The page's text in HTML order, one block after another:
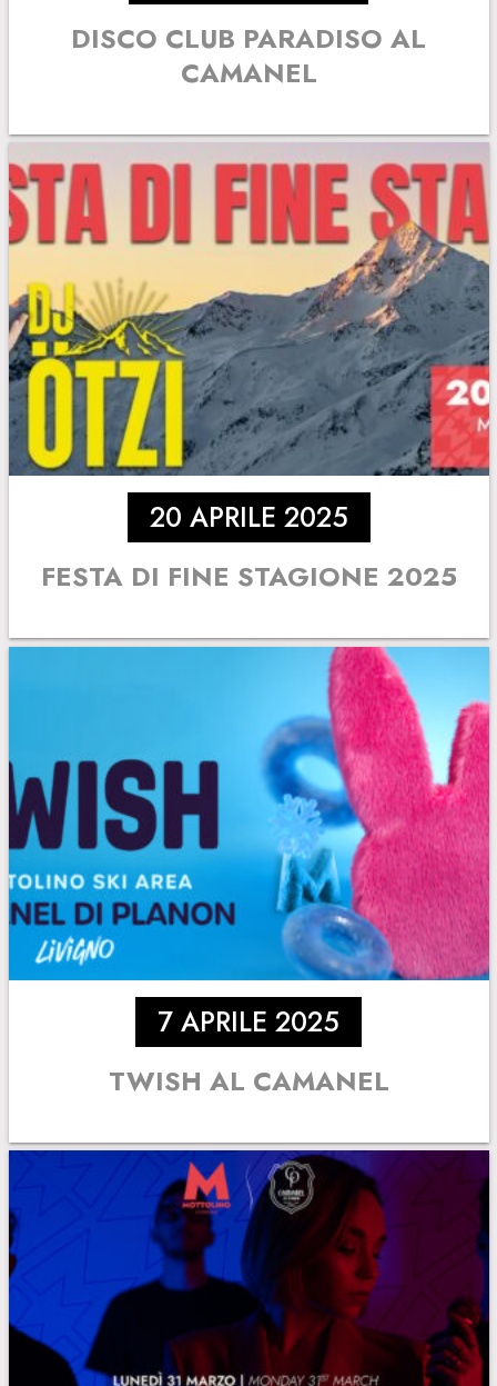
DISCO CLUB PARADISO AL
CAMANEL
20 APRILE 2025
FESTA DI FINE STAGIONE 2025
7 APRILE 2025
TWISH AL CAMANEL